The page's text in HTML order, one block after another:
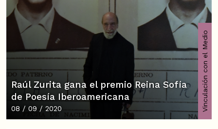
Raúl Zurita gana el premio Reina Sofía
de Poesía Iberoamericana
08 / 09 / 2020 Vinculación con el Medio